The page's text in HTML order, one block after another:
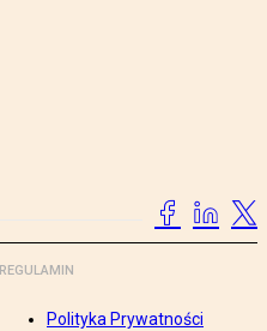
REGULAMIN
Polityka Prywatności